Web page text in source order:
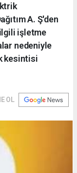
A. Ş'den
ilgili işletme
nedeniyle
kesintisi
OL